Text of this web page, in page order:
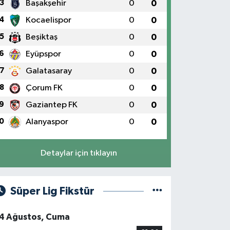
3 Başakşehir 0 0
Kocaelispor 0 0
5 Beşiktaş 0 0
Eyüpspor 0 0
7 Galatasaray 0 0
8 Çorum FK 0 0
Gaziantep FK 0 0
Alanyaspor 0 0
Detaylar için tıklayın
Süper Lig Fikstür
Ağustos, Cuma